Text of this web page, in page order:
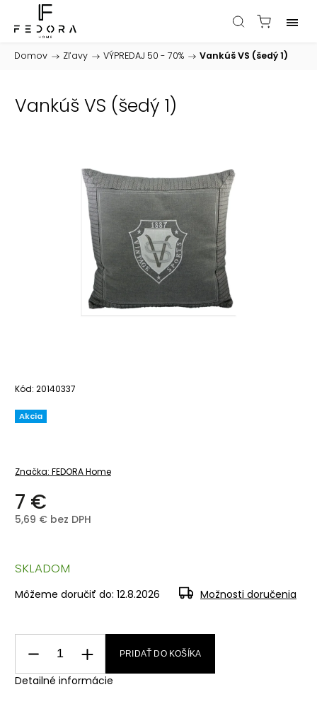
Domov / Zľavy / VÝPREDAJ 50 - 70% / Vankúš VS (šedý 1)
Vankúš VS (šedý 1)
Kód: 20140337
Akcia
Značka: FEDORA Home
7 €
5,69 € bez DPH
SKLADOM
Môžeme doručiť do: 12.8.2026 Možnosti doručenia
PRIDAŤ DO KOŠÍKA
Detailné informácie